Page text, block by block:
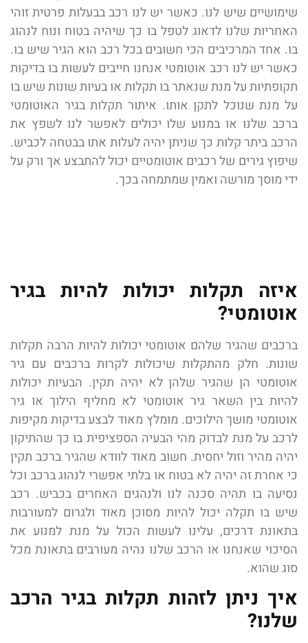
שימושיים שיש לנו. כאשר יש לנו רכב בבעלות פרטית זוהי
האחריות שלנו לדאוג לטפל בו כך שיהיה בטוח ונוח לנהוג
בו. אחד המרכיבים הכי חשובים בכל רכב הוא הגיר שיש בו.
כאשר יש לנו רכב אוטומטי אנחנו חייבים לעשות בו בדיקות
תקופתיות על מנת שנאתר בו תקלות או בעיות שונות שיש בו
על מנת שנוכל לתקן אותו. איתור תקלות בגיר האוטומטי
ברכב שלנו או במנוע שלו יכולים לאפשר לנו לשפץ את
הרכב ביתר קלות כך שניתן יהיה לעלות אתו בבטחה לכביש.
שיפוץ גירים של רכבים אוטומטיים יכול להתבצע אך ורק על
ידי מוסך מורשה ואמין שמתמחה בכך.
איזה תקלות יכולות להיות בגיר
אוטומטי?
ברכבים שהגיר שלהם אוטומטי יכולות להיות הרבה תקלות
שונות. חלק מהתקלות שיכולות לקרות ברכבים עם גיר
אוטומטי הן שהגיר שלהן לא יהיה תקין. הבעיות יכולות
להיות בין השאר גיר אוטומטי לא מחליף הילוך או גיר
אוטומטי מושך הילוכים. מומלץ מאוד לבצע בדיקות מקיפות
לרכב על מנת לבדוק מהי הבעיה הספציפית בו כך שהתיקון
יהיה מהיר וזול יחסית. חשוב מאוד לוודא שהגיר ברכב תקין
כי אחרת זה יהיה לא בטוח או בלתי אפשרי לנהוג ברכב וכל
נסיעה בו תהיה סכנה לנו ולנהגים האחרים בכביש. רכב
שיש בו תקלה יכול להיות מסוכן מאוד ולגרום למעורבות
בתאונת דרכים, עלינו לעשות הכול על מנת למנוע את
הסיכוי שאנחנו או הרכב שלנו נהיה מעורבים בתאונת מכל
סוג שהוא.
איך ניתן לזהות תקלות בגיר הרכב
שלנו?